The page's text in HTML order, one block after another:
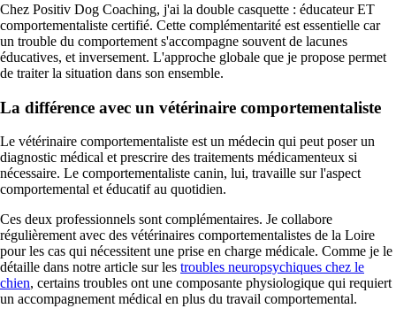
Chez Positiv Dog Coaching, j'ai la double casquette : éducateur ET
comportementaliste certifié. Cette complémentarité est essentielle car
un trouble du comportement s'accompagne souvent de lacunes
éducatives, et inversement. L'approche globale que je propose permet
de traiter la situation dans son ensemble.
La différence avec un vétérinaire comportementaliste
Le vétérinaire comportementaliste est un médecin qui peut poser un
diagnostic médical et prescrire des traitements médicamenteux si
nécessaire. Le comportementaliste canin, lui, travaille sur l'aspect
comportemental et éducatif au quotidien.
Ces deux professionnels sont complémentaires. Je collabore
régulièrement avec des vétérinaires comportementalistes de la Loire
pour les cas qui nécessitent une prise en charge médicale. Comme je le
détaille dans notre article sur les troubles neuropsychiques chez le
chien, certains troubles ont une composante physiologique qui requiert
un accompagnement médical en plus du travail comportemental.